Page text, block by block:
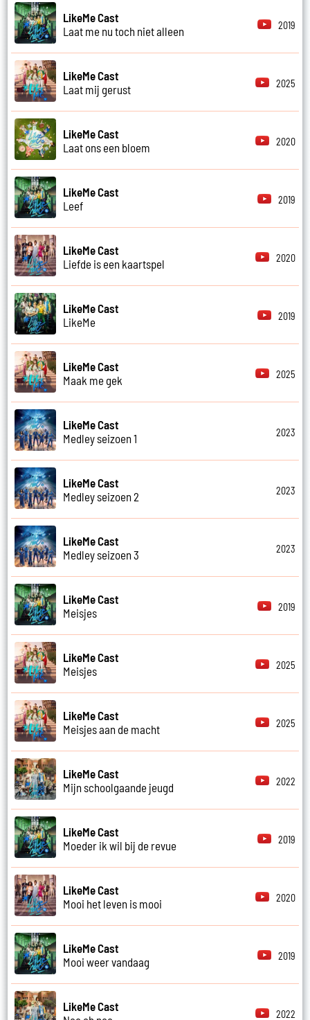
LikeMe Cast
Laat me nu toch niet alleen
2019
LikeMe Cast
Laat mij gerust
2025
LikeMe Cast
Laat ons een bloem
2020
LikeMe Cast
Leef
2019
LikeMe Cast
Liefde is een kaartspel
2020
LikeMe Cast
LikeMe
2019
LikeMe Cast
Maak me gek
2025
LikeMe Cast
Medley seizoen 1
2023
LikeMe Cast
Medley seizoen 2
2023
LikeMe Cast
Medley seizoen 3
2023
LikeMe Cast
Meisjes
2019
LikeMe Cast
Meisjes
2025
LikeMe Cast
Meisjes aan de macht
2025
LikeMe Cast
Mijn schoolgaande jeugd
2022
LikeMe Cast
Moeder ik wil bij de revue
2019
LikeMe Cast
Mooi het leven is mooi
2020
LikeMe Cast
Mooi weer vandaag
2019
LikeMe Cast
2022